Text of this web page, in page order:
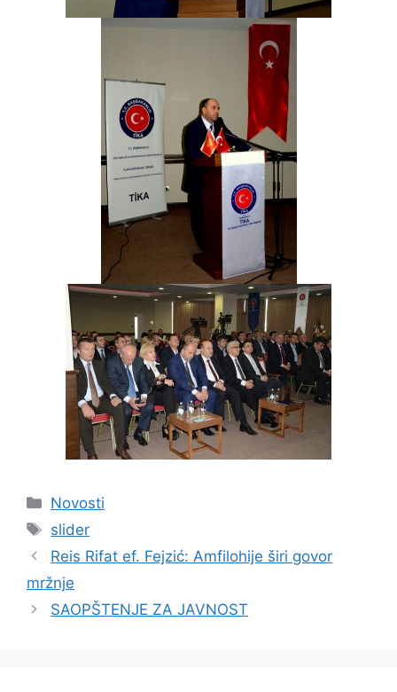
Kategorije
Novosti
Oznake
slider
Reis Rifat ef. Fejzić: Amfilohije širi govor
mržnje
SAOPŠTENJE ZA JAVNOST